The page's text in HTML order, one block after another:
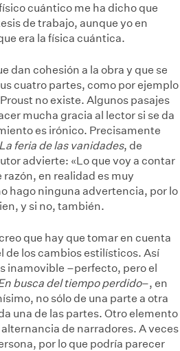
cuántico me ha dicho que
de trabajo, aunque yo en
era la física cuántica.
dan cohesión a la obra y que se
cuatro partes, como por ejemplo
no existe. Algunos pasajes
mucha gracia al lector si se da
es irónico. Precisamente
La feria de las vanidades, de
advierte: «Lo que voy a contar
en realidad es muy
hago ninguna advertencia, por lo
y si no, también.
que hay que tomar en cuenta
de los cambios estilísticos. Así
inamovible –perfecto, pero el
busca del tiempo perdido–, en
no sólo de una parte a otra
una de las partes. Otro elemento
de narradores. A veces
por lo que podría parecer